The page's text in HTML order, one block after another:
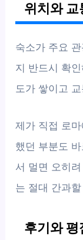
위치와 교
숙소가 주요
지 반드시 확
도가 쌓이고
제가 직접 로
했던 부분도 바
서 멀면 오히
는 절대 간과
후기와 평